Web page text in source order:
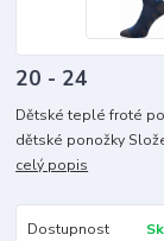
20 - 24
Dětské teplé froté
dětské ponožky
celý popis
Dostupnost